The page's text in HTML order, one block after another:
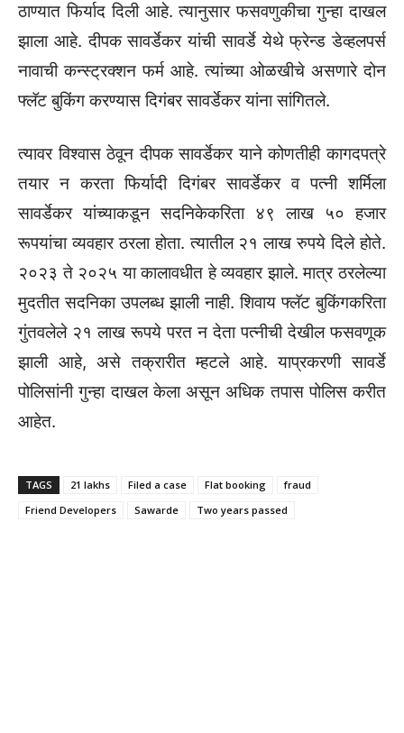
ठाण्यात फिर्याद दिली आहे. त्यानुसार फसवणुकीचा गुन्हा दाखल
झाला आहे. दीपक सावर्डेकर यांची सावर्डे येथे फ्रेन्ड डेव्हलपर्स
नावाची कन्स्ट्रक्शन फर्म आहे. त्यांच्या ओळखीचे असणारे दोन
फ्लॅट बुकिंग करण्यास दिगंबर सावर्डेकर यांना सांगितले.
त्यावर विश्वास ठेवून दीपक सावर्डेकर याने कोणतीही कागदपत्रे
तयार न करता फिर्यादी दिगंबर सावर्डेकर व पत्नी शर्मिला
सावर्डेकर यांच्याकडून सदनिकेकरिता ४९ लाख ५० हजार
रूपयांचा व्यवहार ठरला होता. त्यातील २१ लाख रुपये दिले होते.
२०२३ ते २०२५ या कालावधीत हे व्यवहार झाले. मात्र ठरलेल्या
मुदतीत सदनिका उपलब्ध झाली नाही. शिवाय फ्लॅट बुकिंगकरिता
गुंतवलेले २१ लाख रूपये परत न देता पत्नीची देखील फसवणूक
झाली आहे, असे तक्रारीत म्हटले आहे. याप्रकरणी सावर्डे
पोलिसांनी गुन्हा दाखल केला असून अधिक तपास पोलिस करीत
आहेत.
TAGS 21 lakhs Filed a case Flat booking
fraud
Friend Developers
Sawarde Two years passed